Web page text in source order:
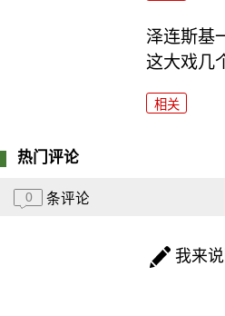
泽连斯基
这大戏几
相关
热门评论
0 条评论
我来